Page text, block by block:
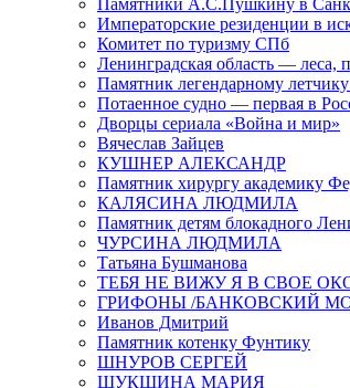
Памятники А.С.Пушкину в
Императорские резиденции в
Комитет по туризму СПб
Ленинградская область — леса,
Памятник легендарному
Потаенное судно — первая в
Дворцы сериала «Война и мир»
Вячеслав Зайцев
КУШНЕР АЛЕКСАНДР
Памятник хирургу академику
КАЛЯСИНА ЛЮДМИЛА
Памятник детям блокадного
ЧУРСИНА ЛЮДМИЛА
Татьяна Бушманова
ТЕБЯ НЕ ВИЖУ Я В СВОЕ
ГРИФОНЫ /БАНКОВСКИЙ
Иванов Дмитрий
Памятник котенку Фунтику
ШНУРОВ СЕРГЕЙ
ШУКШИНА МАРИЯ